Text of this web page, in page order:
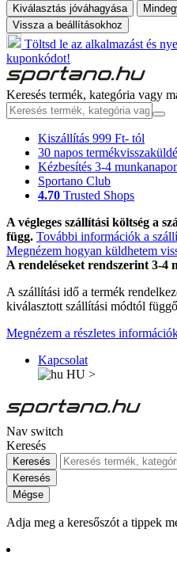
Kiválasztás jóváhagyása
Vissza a beállításokhoz
Töltsd le az alkalmazást és
kuponkódot!
Keresés termék, kategória vagy
Kiszállítás 999 Ft- tól
30 napos
Kézbesítés 3-4
Sportano Club
4.70 Trusted Shops
A végleges szállítási költség a
függ. További információk a
Megnézem hogyan küldhetem
A rendeléseket rendszerint 3-
A szállítási idő a termék
kiválasztott szállítási módtól
Megnézem a részletes
Kapcsolat
HU >
Nav switch
Keresés
Keresés
Keresés
Mégse
Adja meg a keresőszót a tippek